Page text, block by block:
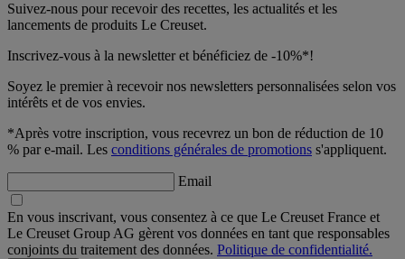
Suivez-nous pour recevoir des recettes, les actualités et les
lancements de produits Le Creuset.
Inscrivez-vous à la newsletter et bénéficiez de -10%*!
Soyez le premier à recevoir nos newsletters personnalisées selon vos
intérêts et de vos envies.
*Après votre inscription, vous recevrez un bon de réduction de 10
% par e-mail. Les conditions générales de promotions s'appliquent.
Email
En vous inscrivant, vous consentez à ce que Le Creuset France et
Le Creuset Group AG gèrent vos données en tant que responsables
conjoints du traitement des données. Politique de confidentialité.